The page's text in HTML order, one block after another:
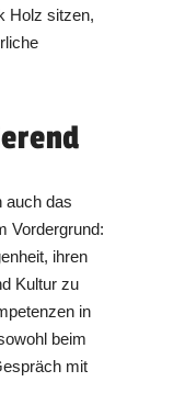
Holz sitzen,
auch das
Vordergrund:
ihren
Kultur zu
in
beim
mit